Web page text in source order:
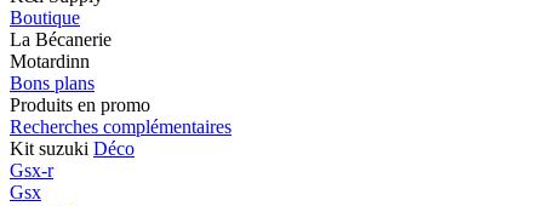
Boutique
La Bécanerie
Motardinn
Bons plans
Produits en promo
Recherches complémentaires
Kit suzuki Déco
Gsx-r
Gsx